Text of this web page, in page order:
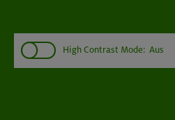
High Contrast Mode: Aus